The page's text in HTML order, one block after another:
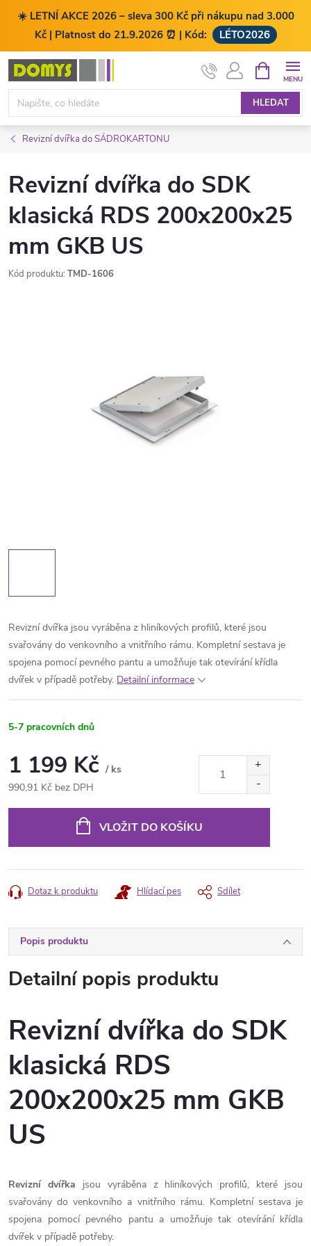
☀️ LETNÍ AKCE 2026 – sleva 300 Kč při nákupu nad 3.000
Kč | Platnost do 21.9.2026 ⏰ | Kód:
LÉTO2026
Přejít
obsah
HLEDAT
NÁKUPNÍ
KOŠÍK
Revizní dvířka do SÁDROKARTONU
Revizní dvířka do SDK
klasická RDS 200x200x25
mm GKB US
Kód produktu: TMD-1606
Revizní dvířka jsou vyráběna z hliníkových profilů, které jsou
svařovány do venkovního a vnitřního rámu. Kompletní sestava je
spojena pomocí pevného pantu a umožňuje tak otevírání křídla
dvířek v případě potřeby. Detailní informace
5-7 pracovních dnů
1 199 Kč / ks
990,91 Kč bez DPH
VLOŽIT DO KOŠÍKU
Dotaz k produktu Hlídací pes Sdílet
Popis produktu
Detailní popis produktu
Revizní dvířka do SDK
klasická RDS
200x200x25 mm GKB
US
Revizní dvířka jsou vyráběna z hliníkových profilů, které jsou
svařovány do venkovního a vnitřního rámu. Kompletní sestava je
spojena pomocí pevného pantu a umožňuje tak otevírání křídla
dvířek v případě potřeby.